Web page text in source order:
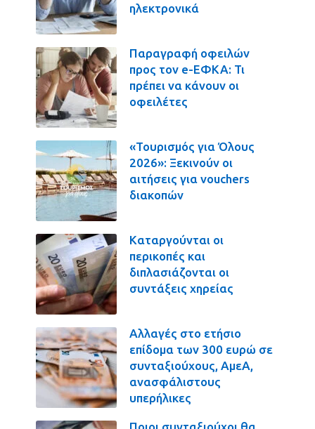
ηλεκτρονικά
Παραγραφή οφειλών
προς τον e-ΕΦΚΑ: Τι
πρέπει να κάνουν οι
οφειλέτες
«Τουρισμός για Όλους
2026»: Ξεκινούν οι
αιτήσεις για vouchers
διακοπών
Καταργούνται οι
περικοπές και
διπλασιάζονται οι
συντάξεις χηρείας
Αλλαγές στο ετήσιο
επίδομα των 300 ευρώ σε
συνταξιούχους, ΑμεΑ,
ανασφάλιστους
υπερήλικες
Ποιοι συνταξιούχοι θα